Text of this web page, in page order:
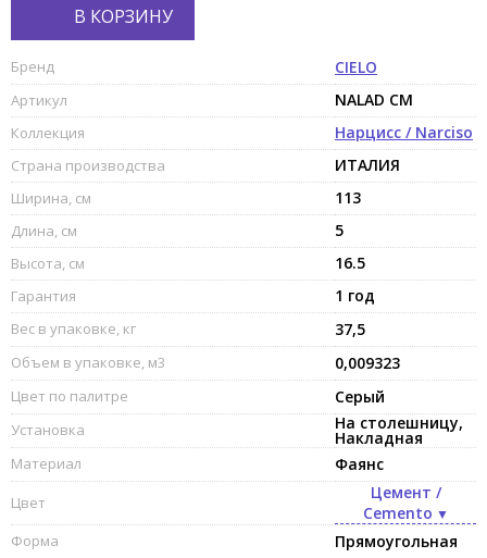
В КОРЗИНУ
Бренд CIELO
Артикул NALAD CM
Коллекция Нарцисс / Narciso
Страна производства ИТАЛИЯ
Ширина, см 113
Длина, см 5
Высота, см 16.5
Гарантия 1 год
Вес в упаковке, кг 37,5
Объем в упаковке, м3 0,009323
Цвет по палитре Серый
Установка На столешницу,
Накладная
Материал Фаянс
Цвет
Цемент /
Cemento
Форма Прямоугольная